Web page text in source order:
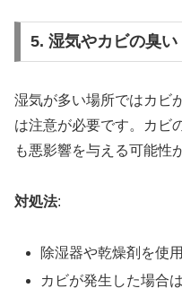
5. 湿気やカビの臭い
湿気が多い場所ではカビ
は注意が必要です。カビ
も悪影響を与える可能性
対処法:
除湿器や乾燥剤を使
カビが発生した場合